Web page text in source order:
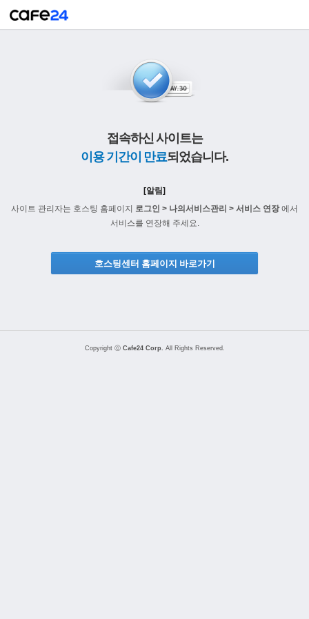
접속하신 사이트는
이용 기간이 만료되었습니다.
[알림]
사이트 관리자는 호스팅 홈페이지 로그인 > 나의서비스관리 > 서비스 연장에서
서비스를 연장해 주세요.
호스팅센터 홈페이지 바로가기
Copyright ⓒ Cafe24 Corp. All Rights Reserved.